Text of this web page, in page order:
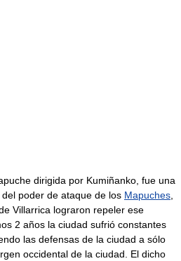
dirigida por Kumiñanko, fue una
poder de ataque de los Mapuches,
Villarrica lograron repeler ese
2 años la ciudad sufrió constantes
las defensas de la ciudad a sólo
occidental de la ciudad. El dicho